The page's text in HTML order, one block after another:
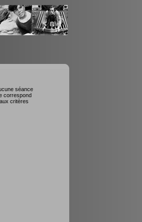
séance
correspond
aux critères